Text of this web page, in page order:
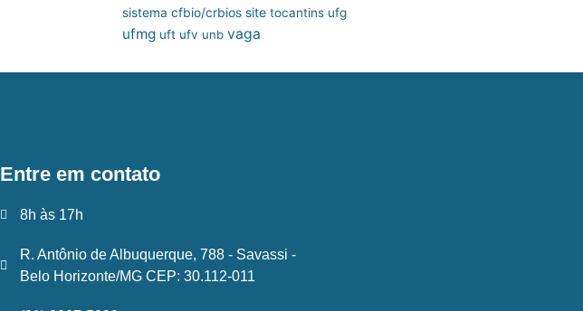
sistema cfbio/crbios site tocantins ufg
ufmg uft ufv unb vaga
Entre em contato
8h às 17h
R. Antônio de Albuquerque, 788 - Savassi -
Belo Horizonte/MG CEP: 30.112-011